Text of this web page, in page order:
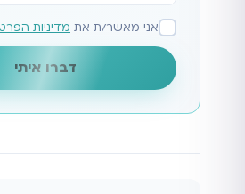
אני מאשר/ת את מדיניות
דברו איתי